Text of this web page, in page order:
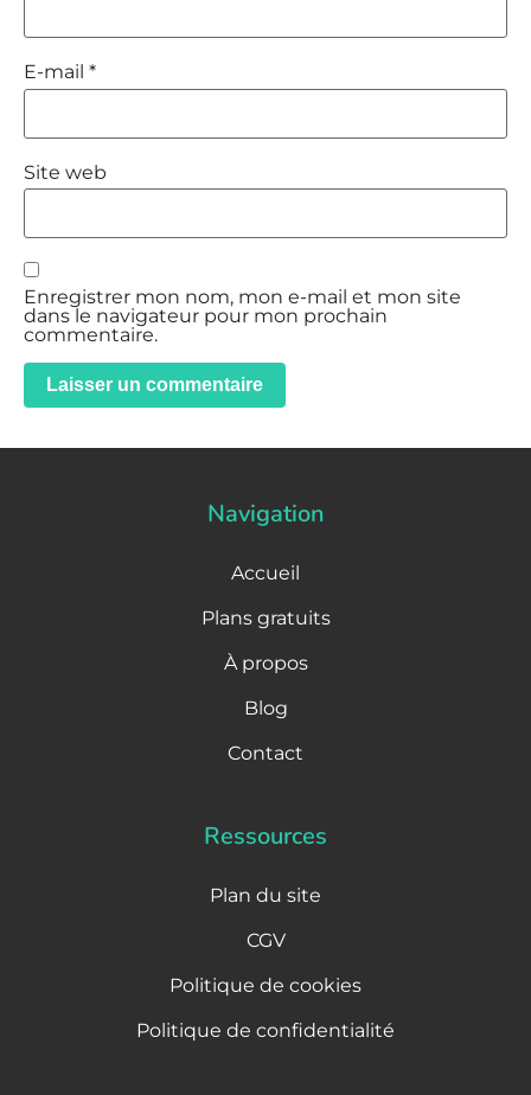
E-mail *
Site web
Enregistrer mon nom, mon e-mail et mon site
dans le navigateur pour mon prochain
commentaire.
Navigation
Accueil
Plans gratuits
À propos
Blog
Contact
Ressources
Plan du site
CGV
Politique de cookies
Politique de confidentialité